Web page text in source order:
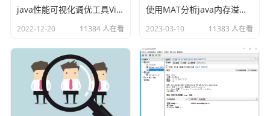
erativeDataSet算子，这里的int主要是指定最大迭代次数。
3、构建一个具体的迭代逻辑，即这里的map方法。
传递给下一次迭代。
5、最后输出结果。
以上就是使用BulkIteration进行迭代计算的整个过程和案
java性能可视化调优工具VisualVM插件之Visual GC
2022-12-20 11384 人在看
使用MAT分析java内存溢出的原因
2023-03-10 11383 人在看